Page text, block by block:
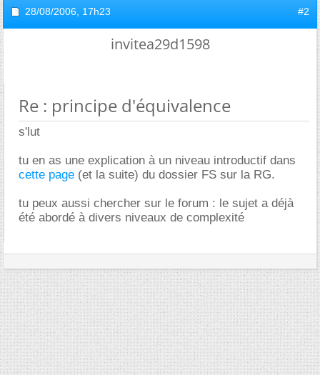
28/08/2006, 17h23 #2
invitea29d1598
Re : principe d'équivalence
s'lut
tu en as une explication à un niveau introductif dans
cette page (et la suite) du dossier FS sur la RG.
tu peux aussi chercher sur le forum : le sujet a déjà
été abordé à divers niveaux de complexité